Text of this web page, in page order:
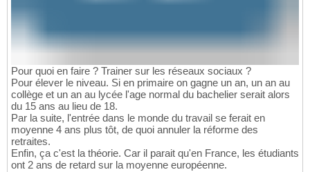
Pour quoi en faire ? Trainer sur les réseaux sociaux ?
Pour élever le niveau. Si en primaire on gagne un an, un an au
collège et un an au lycée l'age normal du bachelier serait alors
du 15 ans au lieu de 18.
Par la suite, l'entrée dans le monde du travail se ferait en
moyenne 4 ans plus tôt, de quoi annuler la réforme des
retraites.
Enfin, ça c'est la théorie. Car il parait qu'en France, les étudiants
ont 2 ans de retard sur la moyenne européenne.